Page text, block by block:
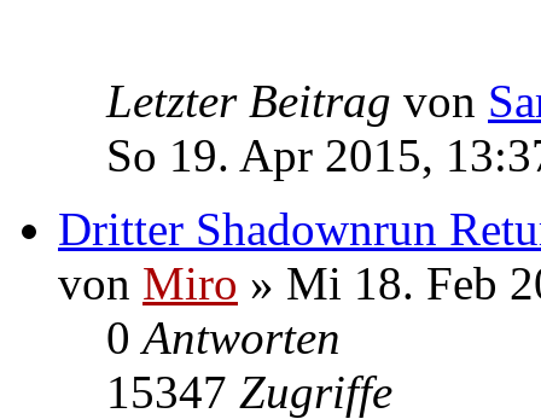
Letzter Beitrag von
So 19. Apr 2015,
Dritter Shadownrun
von Miro » Mi 18. Feb
0Antworten
15347 Zugriffe